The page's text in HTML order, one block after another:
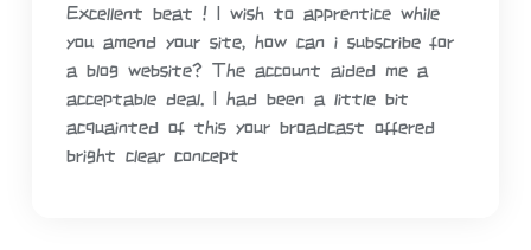
Excellent beat ! I wish to apprentice while
you amend your site, how can i subscribe for
a blog website? The account aided me a
acceptable deal. I had been a little bit
acquainted of this your broadcast offered
bright clear concept